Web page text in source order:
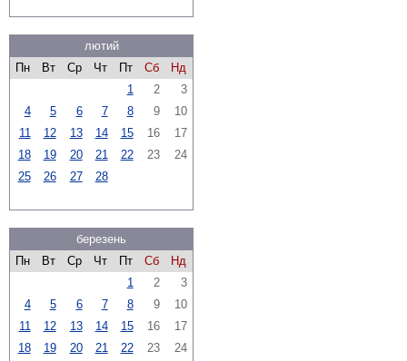
лютий
Пн
Вт Ср Чт Пт Сб
Нд
1
2
3
4
5 6 7 8 9
10
11
12 13 14 15 16
17
18
19 20 21 22 23
24
25
26 27 28
березень
Пн
Вт Ср Чт Пт Сб
Нд
1
2
3
4
5 6 7 8 9
10
11
12 13 14 15 16
17
18
19 20 21 22 23
24